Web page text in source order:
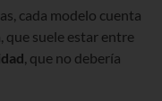
cada modelo cuenta
, que suele estar entre
, que no debería